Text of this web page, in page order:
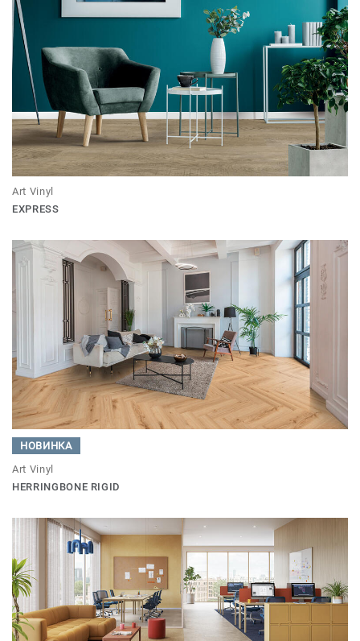
Art Vinyl
EXPRESS
НОВИНКА
Art Vinyl
HERRINGBONE RIGID